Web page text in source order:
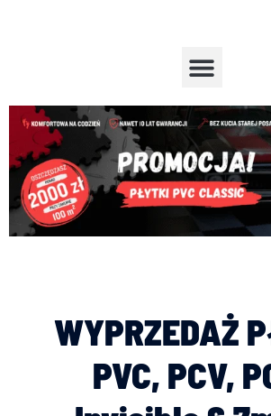
Menu
WYPRZEDAŻ
PVC, PCV,